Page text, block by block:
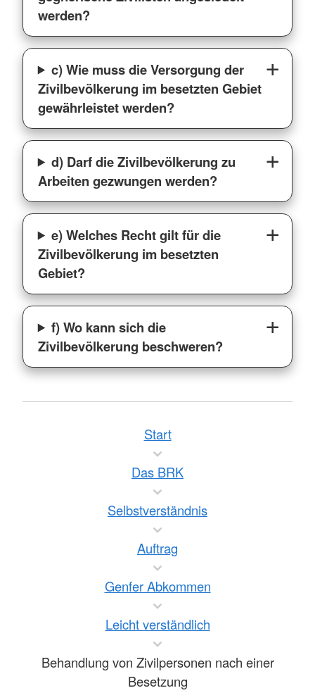
werden?
c) Wie muss die Versorgung der
Zivilbevölkerung im besetzten Gebiet
gewährleistet werden?
d) Darf die Zivilbevölkerung zu
Arbeiten gezwungen werden?
e) Welches Recht gilt für die
Zivilbevölkerung im besetzten
Gebiet?
f) Wo kann sich die
Zivilbevölkerung beschweren?
Start
Das BRK
Selbstverständnis
Auftrag
Genfer Abkommen
Leicht verständlich
Behandlung von Zivilpersonen nach einer
Besetzung